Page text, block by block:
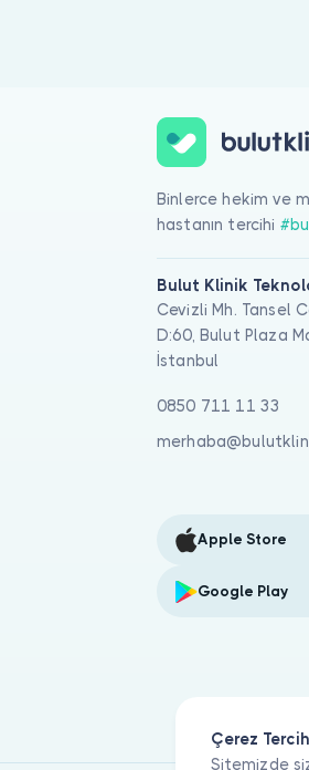
Çerez
Sitemizde
Binlerce hekim ve
hastanın tercihi
Bulut Klinik
Cevizli Mh. Tansel
D:60, Bulut Plaza
İstanbul
0850 711 11 33
Apple Store
Google Play